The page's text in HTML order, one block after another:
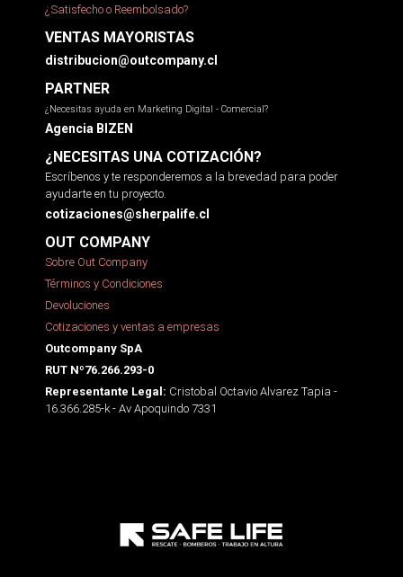
¿Satisfecho o Reembolsado?
VENTAS MAYORISTAS
distribucion@outcompany.cl
PARTNER
¿Necesitas ayuda en Marketing Digital - Comercial?
Agencia BIZEN
¿NECESITAS UNA COTIZACIÓN?
Escríbenos y te responderemos a la brevedad para poder
ayudarte en tu proyecto.
cotizaciones@sherpalife.cl
OUT COMPANY
Sobre Out Company
Términos y Condiciones
Devoluciones
Cotizaciones y ventas a empresas
Outcompany SpA
RUT Nº76.266.293-0
Representante Legal: Cristobal Octavio Alvarez Tapia -
16.366.285-k - Av Apoquindo 7331